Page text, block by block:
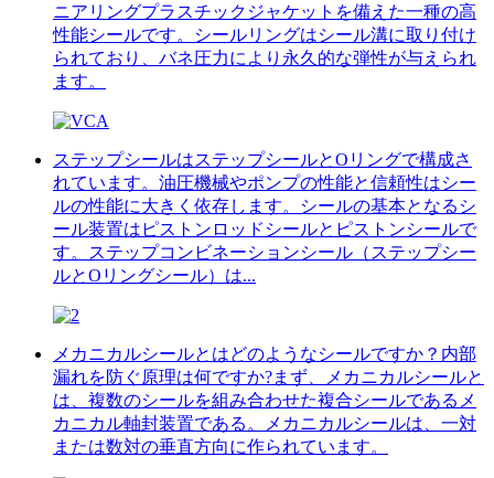
ニアリングプラスチックジャケットを備えた一種の高
性能シールです。シールリングはシール溝に取り付け
られており、バネ圧力により永久的な弾性が与えられ
ます。
ステップシールはステップシールとOリングで構成さ
れています。油圧機械やポンプの性能と信頼性はシー
ルの性能に大きく依存します。シールの基本となるシ
ール装置はピストンロッドシールとピストンシールで
す。ステップコンビネーションシール（ステップシー
ルとOリングシール）は...
メカニカルシールとはどのようなシールですか？内部
漏れを防ぐ原理は何ですか?まず、メカニカルシールと
は、複数のシールを組み合わせた複合シールであるメ
カニカル軸封装置である。メカニカルシールは、一対
または数対の垂直方向に作られています。